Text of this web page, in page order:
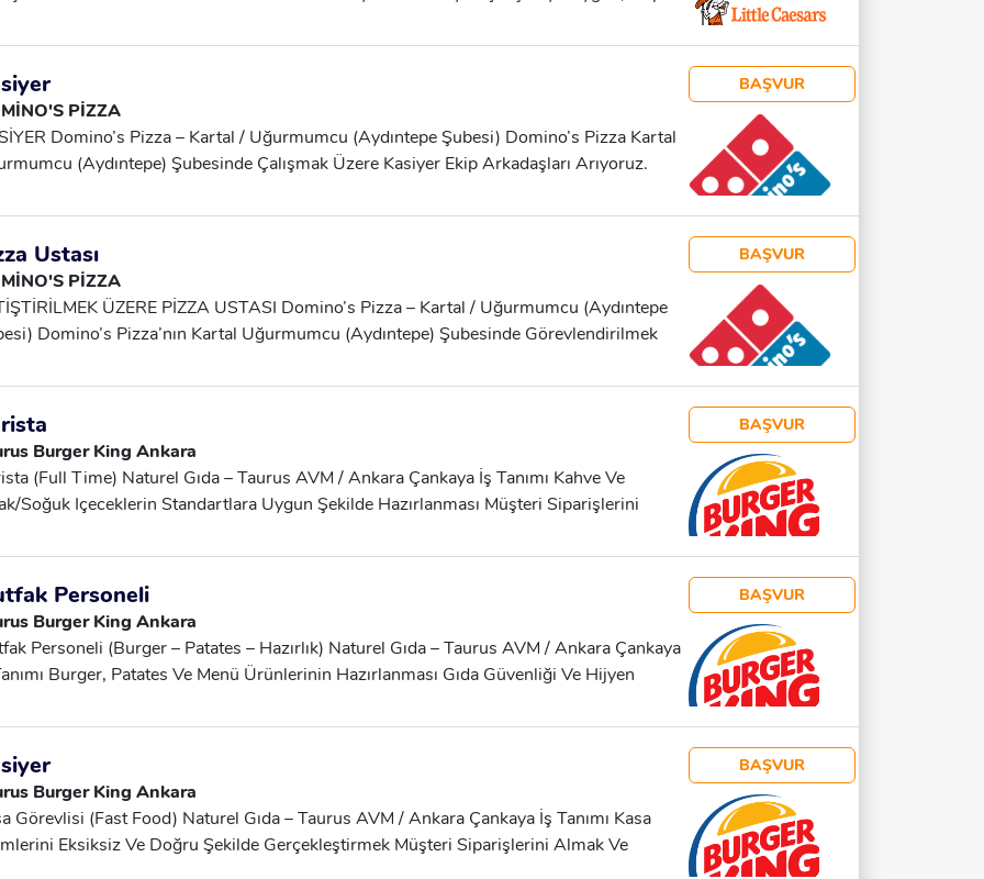
Şartı Aranmamaktadır. SGK + Maaş Ve Yemek Imkânı Sunulmaktadır. Detaylar Yüz
Görüşülecektir.
PİZZA
Domino’s Pizza – Kartal / Uğurmumcu (Aydıntepe Şubesi) Domino’s Pizza Kartal
(Aydıntepe) Şubesinde Çalışmak Üzere Kasiyer Ekip Arkadaşları Arıyoruz.
Mezunu Müşteri Iletişimi Güçlü Güler Yüzlü Ve Çözüm Odaklı Yoğun Tempoda
Takım Çalışmasına Uyumlu Sorumluluk Sahibi Engelli Adayların Başvurusuna
İş Tanımı Sipariş Alma Ve Kasa Işlemlerini Gerçekleştirmek Müşteri
Sağlamak Kasa Ve Çalışma Alanının Düzenini Korumak Sunulan İmkanlar
+ Mesai Ücreti Prim Sistemi Yemek Kariyer Ve Terfi Imkanları
BAŞVUR
Ustası
PİZZA
ÜZERE PİZZA USTASI Domino’s Pizza – Kartal / Uğurmumcu (Aydıntepe
Domino’s Pizza’nın Kartal Uğurmumcu (Aydıntepe) Şubesinde Görevlendirilmek
Mutfak Ekibinde Başlayıp Kariyerini Ilerleten Ve Kendi Restoranını Açan Birçok
Çalışan Bulunmaktadır. Aranan Nitelikler En Az Ilköğretim Mezunu Deneyimli Veya
Üzere Yoğun Ve Hareketli Tempoda Çalışabilecek Takım Çalışmasına Yatkın
Ve Kalite Standartlarına Önem Veren İletişim Becerileri Güçlü Engelli Adayların
Uygundu İş Tanımı Pizza Hazırlık Ve Üretim Süreçlerinde Görev Almak Mutfak
Ve Temizliğini Sağlamak Domino’s Kalite Ve Hijyen Standartlarına Uygun Çalışmak
BAŞVUR
Burger King Ankara
(Full Time) Naturel Gıda – Taurus AVM / Ankara Çankaya İş Tanımı Kahve Ve
soğuk Içeceklerin Standartlara Uygun Şekilde Hazırlanması Müşteri Siparişlerini
Kurallarına Uygun Çalışma Yoğun Saatlerde Ekip Arkadaşlarına Destek Olmak
Nitelikler En Az Ilköğretim Mezunu Deneyim Aranmamaktadır (deneyimli Adaylar
Sebebidir) İletişim Becerileri Güçlü, Güler Yüzlü Takım Çalışmasına Yatkın Vardiyalı
Uygun Çalışma Şekli Tam Zamanlı (Full Time) Sunulan İmkânlar SGK Yemek
30.000 TL
BAŞVUR
Personeli
Burger King Ankara
Personeli (Burger – Patates – Hazırlık) Naturel Gıda – Taurus AVM / Ankara Çankaya
Burger, Patates Ve Menü Ürünlerinin Hazırlanması Gıda Güvenliği Ve Hijyen
Destek Olmak Aranan Nitelikler Deneyim Aranmıyor Hızlı Ve Dikkatli
Temizliğe Ve Hijyene Önem Veren Öğrenmeye Açık Çalışma Şartları Tam
SGK + Yemek Maaş: 30.000 TL
BAŞVUR
Burger King Ankara
Görevlisi (Fast Food) Naturel Gıda – Taurus AVM / Ankara Çankaya İş Tanımı Kasa
Eksiksiz Ve Doğru Şekilde Gerçekleştirmek Müşteri Siparişlerini Almak Ve
BAŞVUR